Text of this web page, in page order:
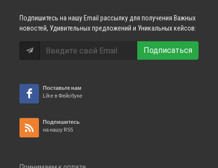
Подпишитесь на нашу Email рассылку для получения Важных
новостей, Удивительных предложений и Уникальных кейсов:
Подписаться
Поставьте нам
Like в Фейсбуке
Подпишитесь
на нашу RSS